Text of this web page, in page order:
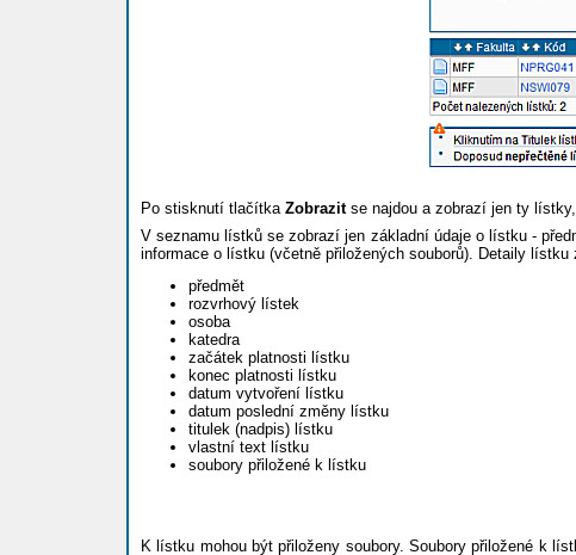
Po stisknutí tlačítka Zobrazitse najdou a zobrazí jen ty
V seznamu lístků se zobrazí jen základní údaje o lístku -
informace o lístku (včetně přiložených souborů). Detaily lístku
předmět
rozvrhový lístek
osoba
katedra
začátek platnosti lístku
konec platnosti lístku
datum vytvoření lístku
datum poslední změny lístku
titulek (nadpis) lístku
vlastní text lístku
soubory přiložené k lístku
K lístku mohou být přiloženy soubory. Soubory přiložené k